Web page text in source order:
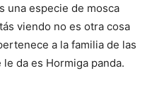
una especie de mosca
viendo no es otra cosa
a la familia de las
da es Hormiga panda.